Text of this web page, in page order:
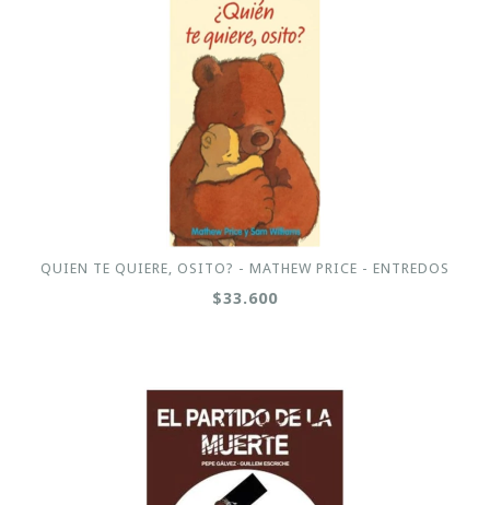
QUIEN TE QUIERE, OSITO? - MATHEW PRICE - ENTREDOS
$33.600